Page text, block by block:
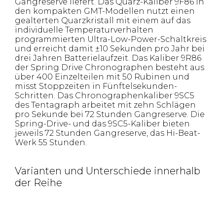
den kompakten GMT-Modellen nutzt einen
gealterten Quarzkristall mit einem auf das
individuelle Temperaturverhalten
programmierten Ultra-Low-Power-Schaltkreis
und erreicht damit ±10 Sekunden pro Jahr bei
drei Jahren Batterielaufzeit. Das Kaliber 9R86
der Spring Drive Chronographen besteht aus
über 400 Einzelteilen mit 50 Rubinen und
misst Stoppzeiten in Fünftelsekunden-
Schritten. Das Chronographenkaliber 9SC5
des Tentagraph arbeitet mit zehn Schlägen
pro Sekunde bei 72 Stunden Gangreserve. Die
Spring-Drive- und das 9SC5-Kaliber bieten
jeweils 72 Stunden Gangreserve, das Hi-Beat-
Werk 55 Stunden.
Varianten und Unterschiede innerhalb
der Reihe